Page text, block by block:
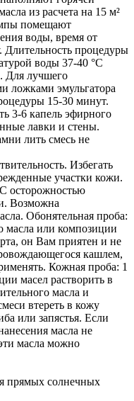
из расчета на 15 м²
помещают
воды, время от
Длительность процедуры
воды 37-40 °С
Для лучшего
ложками эмульгатора
15-30 минут.
3-6 капель эфирного
лавки и стены.
лить смесь не
Избегать
участки кожи.
осторожностью
Возможна
Обонятельная проба:
масла или композиции
он Вам приятен и не
кашлем,
Кожная проба: 1
масел растворить в
масла и
втереть в кожу
или запястья. Если
масла не
масла можно
прямых солнечных